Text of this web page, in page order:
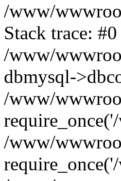
/www/
Stack trace: #0
/www/
dbmysql-
/www/
/www/